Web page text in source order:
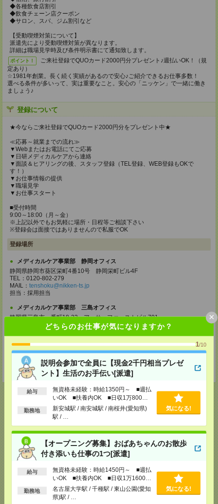
どちらのお仕事が気になりますか？
1/10
説明会参加で全員に【現金2千円相当プレゼ
ント】生活のお手伝い[派遣]
給与
無資格未経験：時給1350円～ ■週払
いOK ■扶養内OK ■日収1万800円
以上
勤務地
新安城駅 / 南安城駅 / 南桜井(愛知県)
駅 / …
気になる!
【オープニング募集】おばあちゃんのお散歩
付き添いも仕事の1つ[派遣]
給与
無資格未経験：時給1450円～ ■週払
いOK ■扶養内OK ■日収1万1600円
以上
勤務地
名古屋大学駅 / 千種駅 / 東山公園(愛知
県)駅 / …
気になる!
×
◆各種飲食店割引
◆飲食チェーン店クーポン
◆サロン、スパ、ジム割引など
【受動喫煙対策について】
派遣先により受動喫煙対策が異なります。
詳細は職場見学時及び条件明示書にて通知致します。
ポイント！
ご来社登録でQUOカード2000円分プレゼント♪週払いOK！（規
定あり）
☆1981年創業。長く続く実績があるので安心♪ご紹介できるお仕事多数！
選べる条件が多いって、実は重要なこと。安心の「ニッケン」で一緒に働き
ましょう♪
登録について
★今ならご来社登録でQUOカード2000円分をプレゼント中★
≪応募～就業までの流れ≫
▼Webまたはお電話にてご応募
▼日研メディカルケアから連絡
▼面談＆ヒアリングの後、スタッフ登録（TEL登録、WEB登録もOKで
す！）
▼お仕事情報の提供
▼職場見学
▼お仕事スタート
■受付時間
9:00～18:00（月～金）
※上記以外でもお気軽に場所・日程等ご相談下さい
※登録会は面接ではありませんので私服でOK
登録場所
メディカルケア事業部 静岡オフィス
静岡県静岡市葵区栄町4番10号 静岡栄町ビル4F
TEL：0120-802-279
MAIL： tenshoku@nikken-ts.jp
担当：採用担当
メディカルケア事業部 三島オフィス
静岡県三島市一番町18-22 アーサーファーストビル701
TEL：0120-633-453
tenshoku@nikken-ts.jp
登録交通費
★今ならご来社登録でQUOカード2000円分をプレゼント中★
気になる！
メールで送る LINE で送る